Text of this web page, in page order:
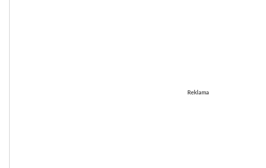
Reklama